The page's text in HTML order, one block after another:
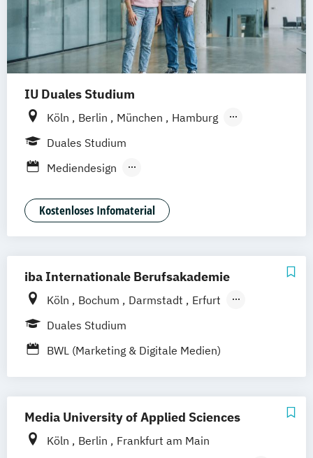
IU Duales Studium
Köln Berlin München
Hamburg
Frankfurt am Main
Mannheim Leipzig
Augsburg Bielefeld Braunschweig
Dresden Duisburg Karlsruhe
Münster Stuttgart Aachen
deutschlandweit Bonn
Duales Studium
Mediendesign
Kostenloses Infomaterial
iba Internationale Berufsakademie
Köln Bochum Darmstadt
Erfurt
Hamburg
Heidelberg
Duales Studium
BWL (Marketing & Digitale Medien)
Media University of Applied Sciences
Köln Berlin
Frankfurt am Main